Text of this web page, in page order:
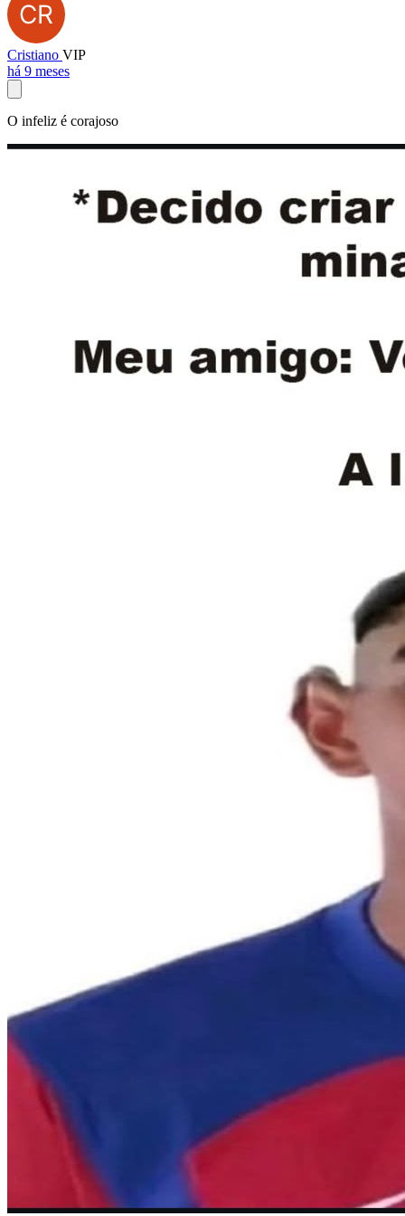
Cristiano VIP
há 9 meses
O infeliz é corajoso